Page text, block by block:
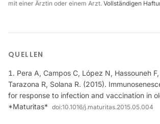
mit einer Ärztin oder einem Arzt. Vollständigen
QUELLEN
Pera A, Campos C, López N, Hassouneh
Tarazona R, Solana R. (2015).
for response to infection and vaccination in
*Maturitas* doi:10.1016/j.maturitas.2015.05.004